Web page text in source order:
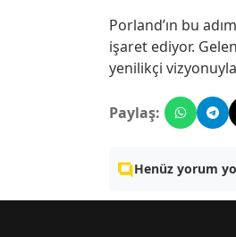
Porland’ın bu
işaret ediyor.
yenilikçi
Paylaş:
Henüz yorum